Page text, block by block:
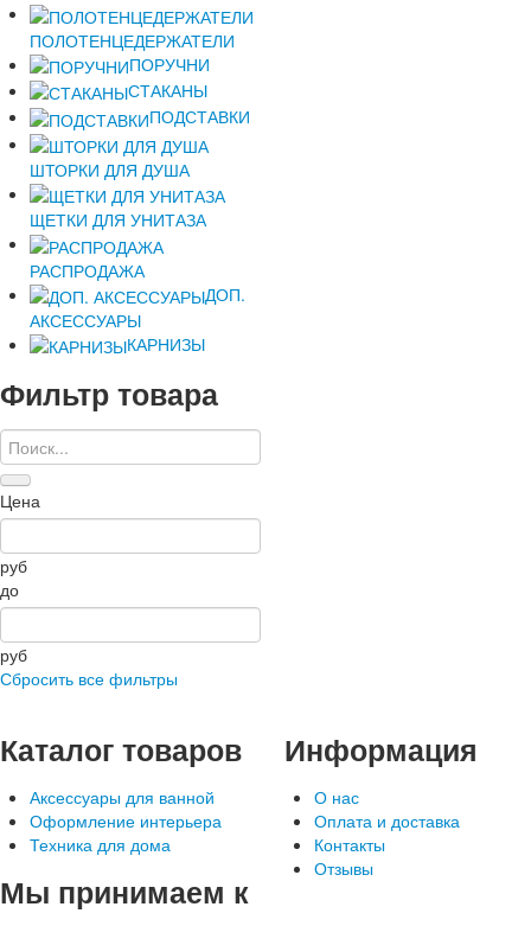
ПОЛОТЕНЦЕДЕРЖАТЕЛИ
ПОРУЧНИ
СТАКАНЫ
ПОДСТАВКИ
ШТОРКИ ДЛЯ ДУША
ЩЕТКИ ДЛЯ УНИТАЗА
РАСПРОДАЖА
ДОП.
АКСЕССУАРЫ
КАРНИЗЫ
Фильтртовара
Цена
руб
до
руб
Сбросить все фильтры
Каталогтоваров
Аксессуары для ванной
Оформление интерьера
Техника для дома
Мы принимаем к
Информация
О нас
Оплата и доставка
Контакты
Отзывы